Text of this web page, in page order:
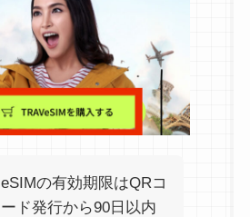
eSIMの有効期限はQRコ
ード発行から90日以内